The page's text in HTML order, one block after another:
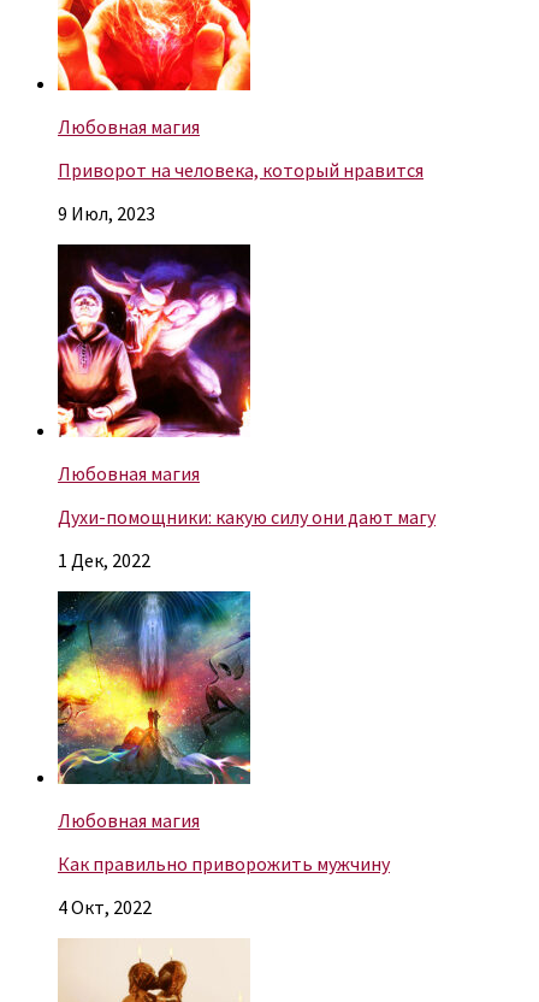
Любовная магия
Приворот на человека, который нравится
9 Июл, 2023
Любовная магия
Духи-помощники: какую силу они дают магу
1 Дек, 2022
Любовная магия
Как правильно приворожить мужчину
4 Окт, 2022